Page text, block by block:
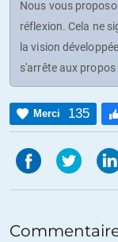
Nous vous
réflexion. Cela ne
la vision
s'arrête aux
Merci 135